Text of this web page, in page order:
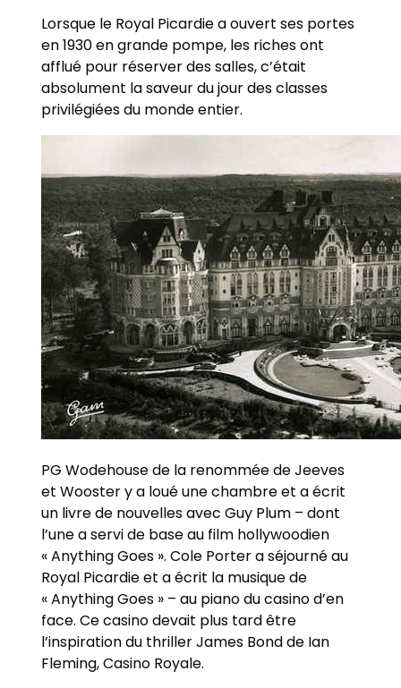
Lorsque le Royal Picardie a ouvert ses portes
en 1930 en grande pompe, les riches ont
afflué pour réserver des salles, c’était
absolument la saveur du jour des classes
privilégiées du monde entier.
PG Wodehouse de la renommée de Jeeves
et Wooster y a loué une chambre et a écrit
un livre de nouvelles avec Guy Plum – dont
l’une a servi de base au film hollywoodien
« Anything Goes ». Cole Porter a séjourné au
Royal Picardie et a écrit la musique de
« Anything Goes » – au piano du casino d’en
face. Ce casino devait plus tard être
l’inspiration du thriller James Bond de Ian
Fleming, Casino Royale.